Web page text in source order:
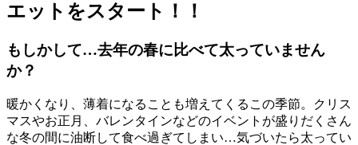
エットをスタート！！
もしかして…去年の春に比べて太っていません
か？
暖かくなり、薄着になることも増えてくるこの季節。クリス
マスやお正月、バレンタインなどのイベントが盛りだくさん
な冬の間に油断して食べ過ぎてしまい…気づいたら太ってい